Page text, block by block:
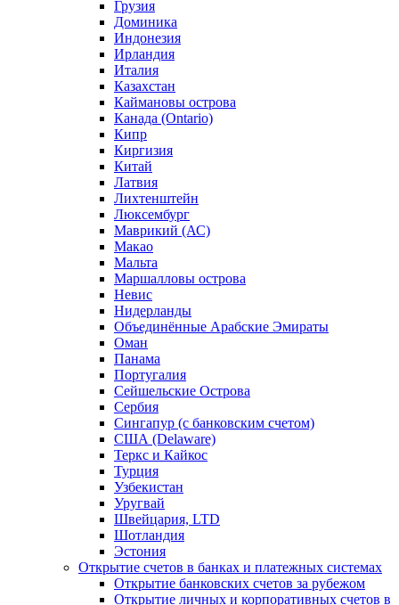
Грузия
Доминика
Индонезия
Ирландия
Италия
Казахстан
Каймановы острова
Канада (Ontario)
Кипр
Киргизия
Китай
Латвия
Лихтенштейн
Люксембург
Маврикий (АС)
Макао
Мальта
Маршалловы острова
Нeвис
Нидерланды
Объединённые Арабские Эмираты
Оман
Панама
Португалия
Сейшельские Острова
Сербия
Сингапур (c банковским счетом)
США (Delaware)
Теркс и Кайкос
Турция
Узбекистан
Уругвай
Швейцария, LTD
Шотландия
Эстония
Открытие счетов в банках и платежных системах
Открытие банковских счетов за рубежом
Открытие личных и корпоративных счетов в